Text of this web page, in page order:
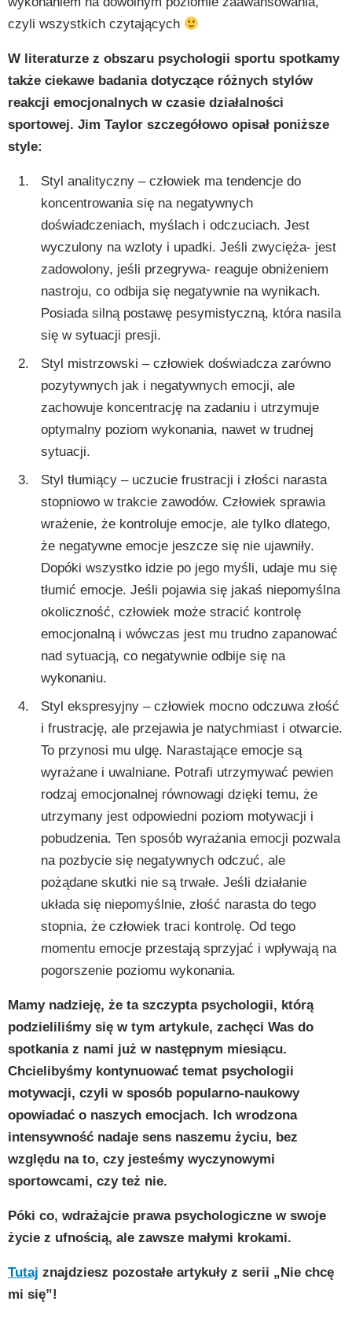
czyli wszystkich czytających
W literaturze z obszaru psychologii sportu spotkamy
także ciekawe badania dotyczące różnych stylów
reakcji emocjonalnych w czasie działalności
sportowej. Jim Taylor szczegółowo opisał poniższe
style:
Styl analityczny – człowiek ma tendencje do
koncentrowania się na negatywnych
doświadczeniach, myślach i odczuciach. Jest
wyczulony na wzloty i upadki. Jeśli zwycięża- jest
zadowolony, jeśli przegrywa- reaguje obniżeniem
nastroju, co odbija się negatywnie na wynikach.
Posiada silną postawę pesymistyczną, która nasila
się w sytuacji presji.
Styl mistrzowski – człowiek doświadcza zarówno
pozytywnych jak i negatywnych emocji, ale
zachowuje koncentrację na zadaniu i utrzymuje
optymalny poziom wykonania, nawet w trudnej
sytuacji.
Styl tłumiący – uczucie frustracji i złości narasta
stopniowo w trakcie zawodów. Człowiek sprawia
wrażenie, że kontroluje emocje, ale tylko dlatego,
że negatywne emocje jeszcze się nie ujawniły.
Dopóki wszystko idzie po jego myśli, udaje mu się
tłumić emocje. Jeśli pojawia się jakaś niepomyślna
okoliczność, człowiek może stracić kontrolę
emocjonalną i wówczas jest mu trudno zapanować
nad sytuacją, co negatywnie odbije się na
wykonaniu.
Styl ekspresyjny – człowiek mocno odczuwa złość
i frustrację, ale przejawia je natychmiast i otwarcie.
To przynosi mu ulgę. Narastające emocje są
wyrażane i uwalniane. Potrafi utrzymywać pewien
rodzaj emocjonalnej równowagi dzięki temu, że
utrzymany jest odpowiedni poziom motywacji i
pobudzenia. Ten sposób wyrażania emocji pozwala
na pozbycie się negatywnych odczuć, ale
pożądane skutki nie są trwałe. Jeśli działanie
układa się niepomyślnie, złość narasta do tego
stopnia, że człowiek traci kontrolę. Od tego
momentu emocje przestają sprzyjać i wpływają na
pogorszenie poziomu wykonania.
Mamy nadzieję, że ta szczypta psychologii, którą
podzieliliśmy się w tym artykule, zachęci Was do
spotkania z nami już w następnym miesiącu.
Chcielibyśmy kontynuować temat psychologii
motywacji, czyli w sposób popularno-naukowy
opowiadać o naszych emocjach. Ich wrodzona
intensywność nadaje sens naszemu życiu, bez
względu na to, czy jesteśmy wyczynowymi
sportowcami, czy też nie.
Póki co, wdrażajcie prawa psychologiczne w swoje
życie z ufnością, ale zawsze małymi krokami.
Tutaj znajdziesz pozostałe artykuły z serii „Nie chcę
mi się”!